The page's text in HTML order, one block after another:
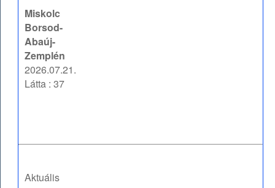
Miskolc
Borsod-
Abaúj-
Zemplén
2026.07.21.
Látta : 37
Aktuális